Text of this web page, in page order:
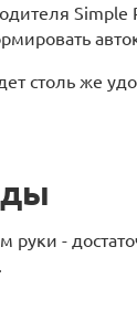
столь же
-